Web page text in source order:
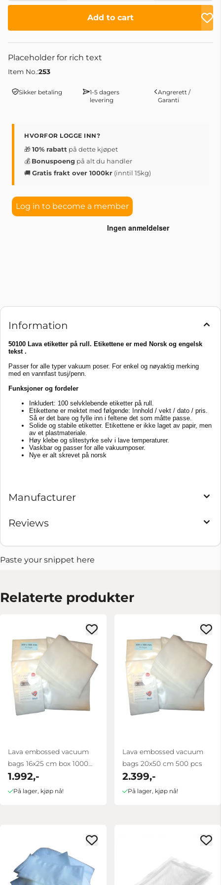
Add to cart
Placeholder for rich text
Item No.:253
Sikker betaling
1-5 dagers
levering
Angrerett /
Garanti
HVORFOR LOGGE INN?
🎁10% rabatt på dette kjøpet
💰 Bonuspoeng på alt du handler
🚚Gratis frakt over 1000kr (inntil 15kg)
Log in to become a member
Information
50100 Lava etiketter på rull. Etikettene er med Norsk og engelsk
tekst .
Passer for alle typer vakuum poser. For enkel og nøyaktig merking
med en vannfast tusj/penn.
Funksjoner og fordeler
Inkludert: 100 selvklebende etiketter på rull.
Etikettene er mektet med følgende: Innhold / vekt / dato / pris.
Så er det bare og fylle inn i feltene det som måtte passe.
Solide og stabile etiketter. Etikettene er ikke laget av papir, men
av et plastmateriale.
Høy klebe og slitestyrke selv i lave temperaturer.
Vaskbar og passer for alle vakuumposer.
Nye er alt skrevet på norsk
Manufacturer
Reviews
Paste your snippet here
Relaterte produkter
Lava embossed vacuum
bags 16x25 cm box 1000
pcs
1.992,-
På lager, kjøp nå!
Lava embossed vacuum
bags 20x50 cm 500 pcs
2.399,-
På lager, kjøp nå!